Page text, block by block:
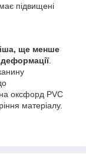
підвищені
ще менше
.
оксфорд PVC
матеріалу.